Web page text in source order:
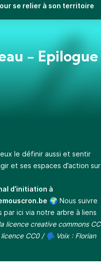
se relier à son territoire
- Épilogue
le définir aussi et sentir
et ses espaces d’action sur
d’initiation à
🌍 Nous suivre
par ici via notre arbre à liens
licence creative commons CC
CC0 / 🗣️ Voix : Florian